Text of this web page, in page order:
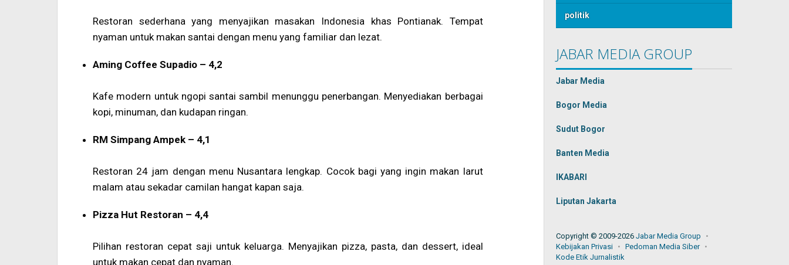
Restoran sederhana yang menyajikan masakan Indonesia khas Pontianak. Tempat
nyaman untuk makan santai dengan menu yang familiar dan lezat.
Aming Coffee Supadio – 4,2
Kafe modern untuk ngopi santai sambil menunggu penerbangan. Menyediakan berbagai
kopi, minuman, dan kudapan ringan.
RM Simpang Ampek – 4,1
Restoran 24 jam dengan menu Nusantara lengkap. Cocok bagi yang ingin makan larut
malam atau sekadar camilan hangat kapan saja.
Pizza Hut Restoran – 4,4
Pilihan restoran cepat saji untuk keluarga. Menyajikan pizza, pasta, dan dessert, ideal
untuk makan cepat dan nyaman.
politik
JABAR MEDIA GROUP
Jabar Media
Bogor Media
Sudut Bogor
Banten Media
IKABARI
Liputan Jakarta
Copyright © 2009-2026Jabar Media Group
Kebijakan Privasi
Pedoman Media Siber
Kode Etik Jurnalistik